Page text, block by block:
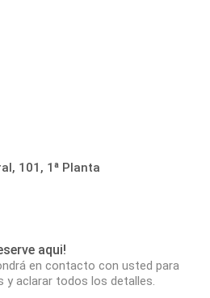
101, 1ª Planta
aqui!
en contacto con usted para
y aclarar todos los detalles.